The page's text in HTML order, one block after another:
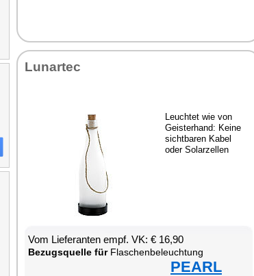
Lun­ar­tec
Leuch­tet wie von
Geis­ter­hand: Kei­ne
sicht­ba­ren Ka­bel
oder So­lar­zel­len
Vom Lie­fe­ran­ten empf. VK: € 16,90
Be­zugs­quel­le fürFla­schen­be­leuch­tung
PEARL